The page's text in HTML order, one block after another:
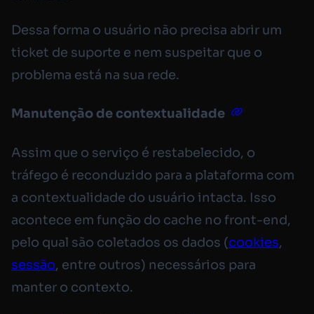
Dessa forma o usuário não precisa abrir um
ticket de suporte e nem suspeitar que o
problema está na sua rede.
Manutenção de contextualidade
Assim que o serviço é restabelecido, o
tráfego é reconduzido para a plataforma com
a contextualidade do usuário intacta. Isso
acontece em função do cache no front-end,
pelo qual são coletados os dados (cookies,
sessão, entre outros) necessários para
manter o contexto.